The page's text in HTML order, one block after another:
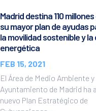
Madrid destina 110
su mayor plan de ayudas
la movilidad sostenible y
energética
FEB 15, 2021
El Área de Medio Ambiente
Ayuntamiento de Madrid ha
nuevo Plan Estratégico de